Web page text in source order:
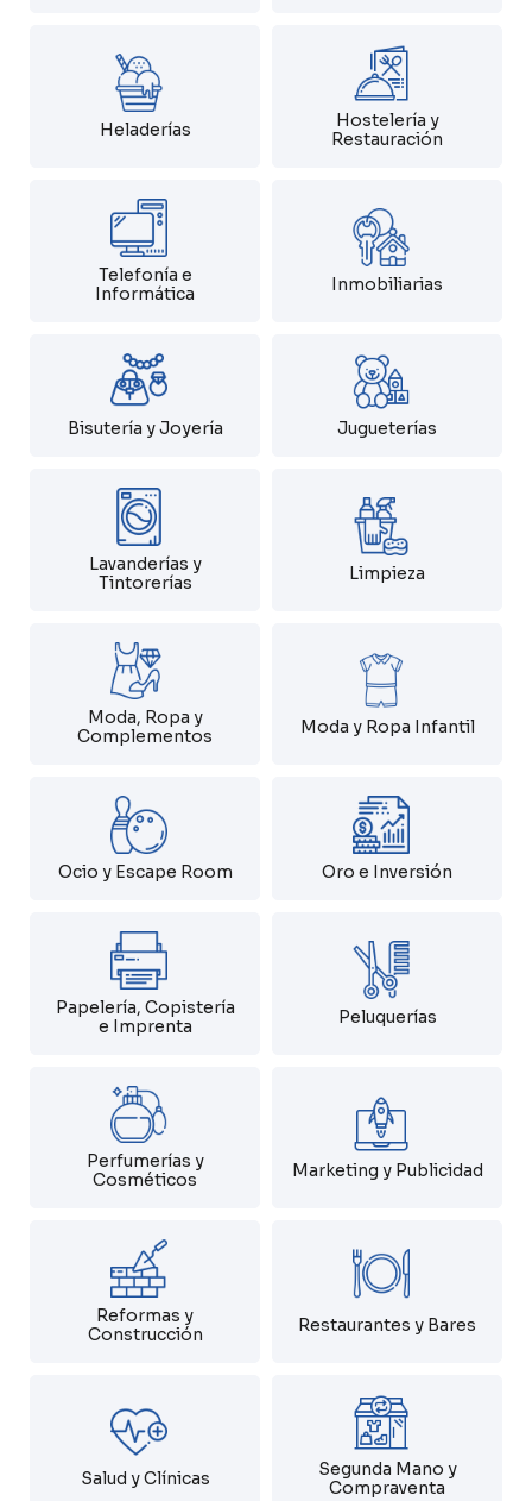
Heladerías
Hostelería y
Restauración
Telefonía e
Informática
Inmobiliarias
Bisutería y Joyería Jugueterías
Lavanderías y
Tintorerías
Limpieza
Moda, Ropa y
Complementos
Moda y Ropa Infantil
Ocio y Escape Room Oro e Inversión
Papelería, Copistería
e Imprenta
Peluquerías
Perfumerías y
Cosméticos
Marketing y Publicidad
Reformas y
Construcción
Restaurantes y Bares
Salud y Clínicas
Segunda Mano y
Compraventa